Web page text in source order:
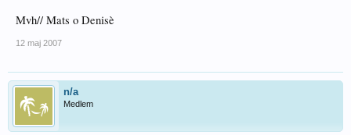
Mvh// Mats o Denisè
12 maj 2007
n/a
Medlem